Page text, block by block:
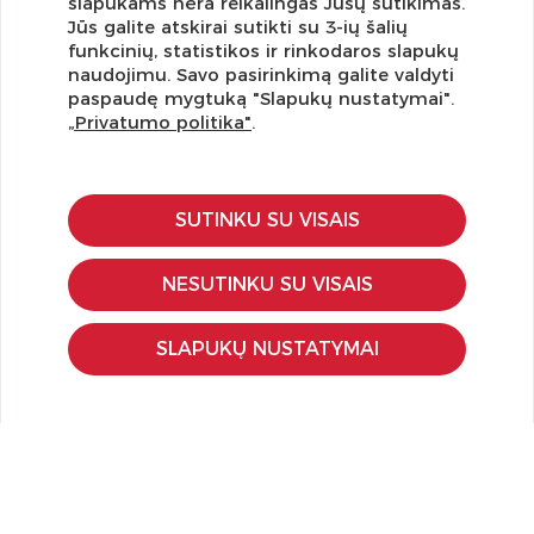
Užsisakykite naujienlaiškį ir pirmi gaukite geriausius
pasiūlymus!
KLIENTŲ APTARNAVIMAS
Pirkimo – pardavimo taisyklės
Pristatymas ir grąžinimas
Apmokėjimo būdai
Kokybės ir saugumo standartai
Privatumo taisyklės
Jūs galite atskirai sutikti su 3-ių šalių
funkcinių, statistikos ir rinkodaros slapukų
naudojimu. Savo pasirinkimą galite valdyti
paspaudę mygtuką "Slapukų nustatymai".
„Privatumo politika".
SUTINKU SU VISAIS
NESUTINKU SU VISAIS
SLAPUKŲ NUSTATYMAI